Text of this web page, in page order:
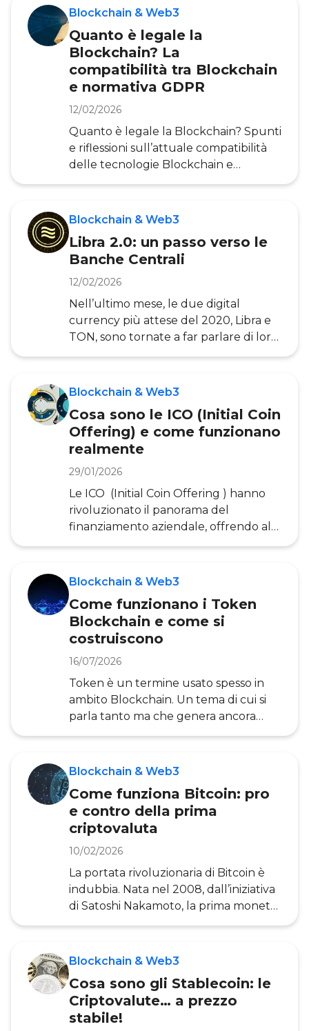
& Web3 . Il termine DeFi,
Finance (Finanza Decentralizzata ), fa
riferimento a un ecosistema di servizi
finanziari caratterizzati dalla riduzione,
o eliminazione, del ruolo degli
intermediari e da un’erogazione
decentralizzata sfruttando le piatta
Blockchain & Web3
Quanto è legale la
Blockchain? La
compatibilità tra Blockchain
e normativa GDPR
12/02/2026
Quanto è legale la Blockchain? Spunti
e riflessioni sull’attuale compatibilità
delle tecnologie Blockchain e
Distributed Ledger con la normativa
tecnologia Blockchain sollevano
normativa sulla protezione dei dati. Il
tema è molto discusso a livello
europeo anche tra le stesse istituzioni.
Ne sono prova i numerosi paper
pubblicati da centri di ricerca, autorità
dell’UE e studiosi del tema che
analizzano le relazioni tra l
Blockchain & Web3
Libra 2.0: un passo verso le
Banche Centrali
12/02/2026
Nell’ultimo mese, le due digital
currency più attese del 2020, Libra e
TON, sono tornate a far parlare di loro.
Telegram ha ufficialmente
seguito alle pressioni della SEC. Libra
del white paper decisamente meno
temeraria della prima e ha sottoposto
alla FINMA, Autorità svizzera per il
controllo dei mercati finanziari, la
richiesta di licenza come nuovo
sistema di pagamento. Sembrerebbe
quindi che, nella guerra
Blockchain & Web3
Cosa sono le ICO (Initial Coin
Offering) e come funzionano
realmente
29/01/2026
Le ICO (Initial Coin Offering ) hanno
rivoluzionato il panorama del
finanziamento aziendale, offrendo alle
startup innovative un modo
capitali attraverso la tecnologia
strumento ha attirato l’attenzione di
investitori, regolatori e imprenditori di
tutto il mondo. In quest’articolo,
realizzata dall’Osservatorio Blockchain
& Web3 della POLIMI School of
Management , scoprirai tutto quello
Blockchain & Web3
Come funzionano i Token
Blockchain e come si
costruiscono
16/07/2026
Token è un termine usato spesso in
ambito Blockchain. Un tema di cui si
parla tanto ma che genera ancora
molta confusione. Eppure, già oggi i
giorni senza che ce ne rendiamo
vecchi gettoni del telefono possono
essere definiti token. Ma cosa sono i
token e come sono relazionati con la
Blockchain ? Procediamo con ordine.
Possiamo definire i token come
informazioni digitali registrate su un
registro d
Blockchain & Web3
Come funziona Bitcoin: pro
e contro della prima
criptovaluta
10/02/2026
La portata rivoluzionaria di Bitcoin è
indubbia. Nata nel 2008, dall’iniziativa
di Satoshi Nakamoto, la prima moneta
virtuale è alla base della tecnologia
fenomeno della cosiddetta Internet of
il paradigma secondo cui è possibile
scambiarsi valore su Internet con la
stessa semplicità con cui oggi
Blockchain & Web3
Cosa sono gli Stablecoin: le
Criptovalute… a prezzo
stabile!